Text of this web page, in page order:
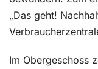
„Das geht!
Im Obergeschoss